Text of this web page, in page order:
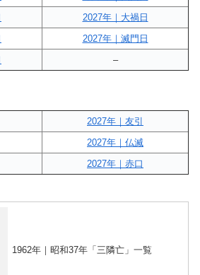
2027年｜大禍日
2027年｜滅門日
–
2027年｜友引
2027年｜仏滅
2027年｜赤口
1962年｜昭和37年「三隣亡」一覧